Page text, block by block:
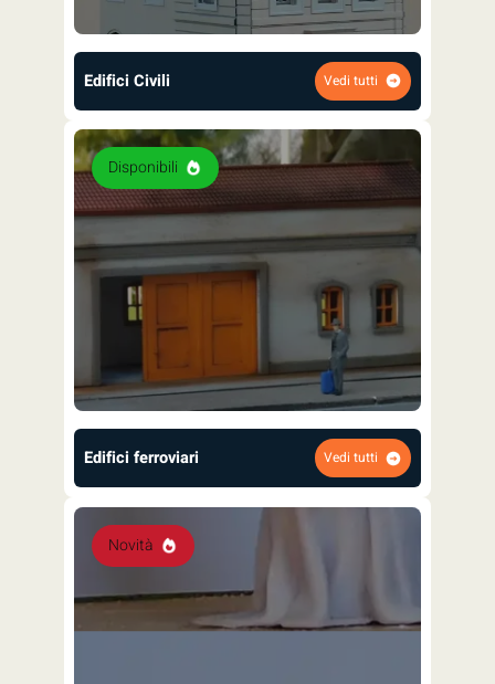
Edifici Civili Vedi tutti
Disponibili
Edifici ferroviari Vedi tutti
Novità